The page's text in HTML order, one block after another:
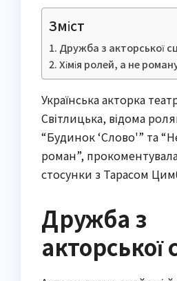
Зміст
Дружба з акторської
Хімія ролей, а не
Українська акторка
Світлицька, відома
“Будинок ‘Слово'” та
роман”,
стосунки з Тарасом
Дружба з
акторської